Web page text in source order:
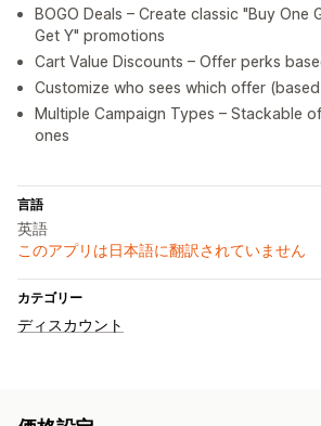
BOGO Deals – Create classic "Buy One
Get Y" promotions
Cart Value Discounts – Offer perks
Customize who sees which offer
Multiple Campaign Types – Stackable
ones
言語
英語
このアプリは日本語に翻訳されていません
カテゴリー
ディスカウント